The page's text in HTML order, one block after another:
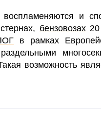
и
бензовозах20
в рамках
возможность